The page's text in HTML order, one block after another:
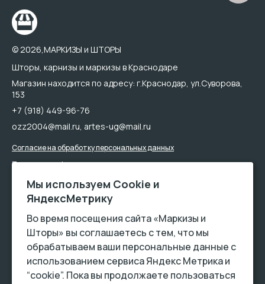
© 2026,МАРКИЗЫ и ШТОРЫ
Шторы, карнизы и маркизы в Краснодаре
Магазин находится по адресу: г.Краснодар, ул.Суворова,
153
+7 (918) 449-96-76
ozz2004@mail.ru, artes-ug@mail.ru
Согласие на обработку персональных данных
Политика конфиденциальности
Обращаем Ваше внимание на то, что данный интернет-сайт носит
исключительно информационный ха-рактер и ни при каких условиях не
Мы используем Сookie и
ЯндексМетрику
Во время посещения сайта «Маркизы и
Шторы» вы соглашаетесь с тем, что мы
обрабатываем ваши персональные данные с
использованием сервиса Яндекс Метрика и
“cookie”. Пока вы продолжаете пользоваться